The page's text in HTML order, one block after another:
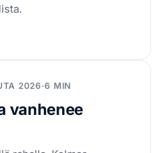
2026 ·6 MIN
vanhenee